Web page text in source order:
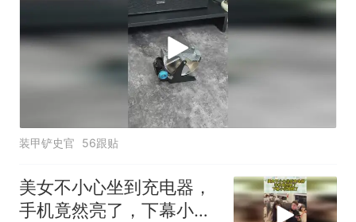
装甲铲史官 56跟贴
美女不小心坐到充电器，
手机竟然亮了，下幕小伙